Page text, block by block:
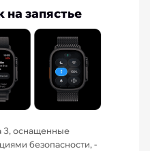
запястье
3, оснащенные
безопасности, -